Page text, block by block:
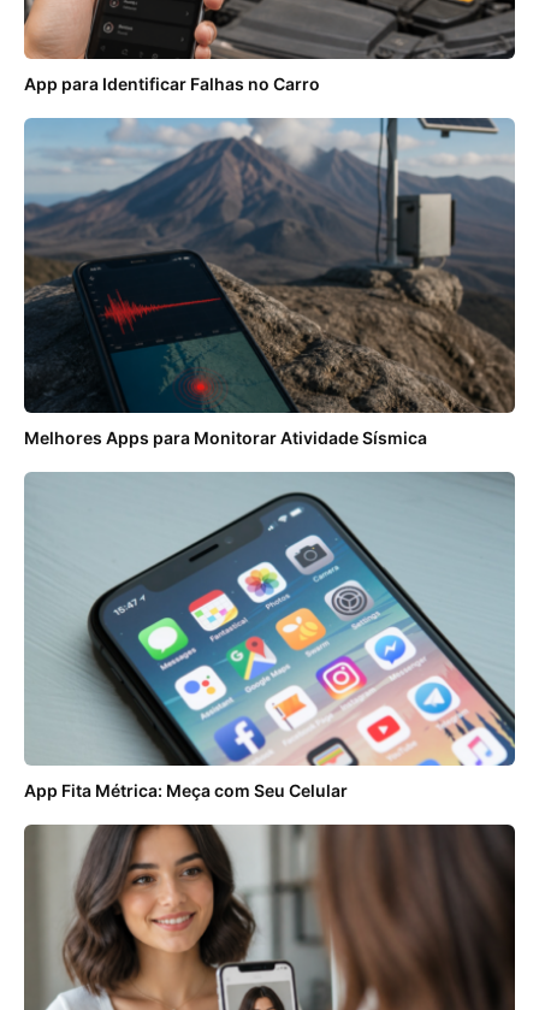
App para Identificar Falhas no Carro
Melhores Apps para Monitorar Atividade Sísmica
App Fita Métrica: Meça com Seu Celular